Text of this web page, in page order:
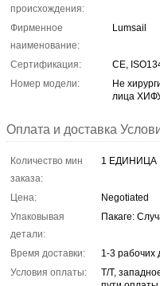
происхождения:
Фирменное
наименование:
Lumsail
Сертификация:
CE,
Номер модели:
Не
лица
Оплата и доставка
Количество мин
заказа:
1 ЕДИНИЦА
Цена:
Negotiated
Упаковывая
детали:
Пакаге:
Время доставки:
1-3 рабочих
Условия оплаты:
Т/Т,